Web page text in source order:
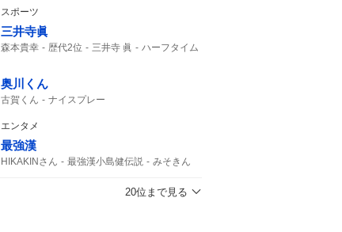
2アウトから
響けユーフォニアム
ユーフォニアム
スポーツ
三井寺眞
森本貴幸 歴代2位 三井寺 眞
ハーフタイム
奥川くん
古賀くん ナイスプレー
エンタメ
最強漢
HIKAKINさん 最強漢小島健伝説
みそきん
20位まで見る